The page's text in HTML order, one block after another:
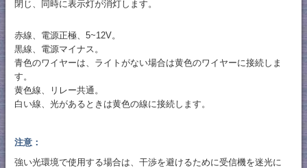
閉じ、同時に表示灯が消灯します。
赤線、電源正極、5~12V。
黒線、電源マイナス。
青色のワイヤーは、ライトがない場合は黄色のワイヤーに接続しま
す。
黄色線、リレー共通。
白い線、光があるときは黄色の線に接続します。
注意：
強い光環境で使用する場合は、干渉を避けるために受信機を迷光に